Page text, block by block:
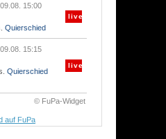
15:00
Quierschied
live
15:15
Quierschied
live
© FuPa-Widget
auf FuPa